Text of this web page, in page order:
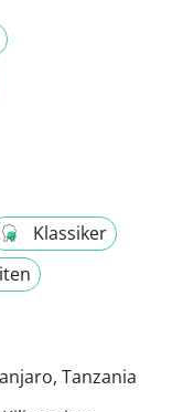
Klassiker
Tanzania